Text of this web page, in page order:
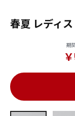
春夏 レディ
期